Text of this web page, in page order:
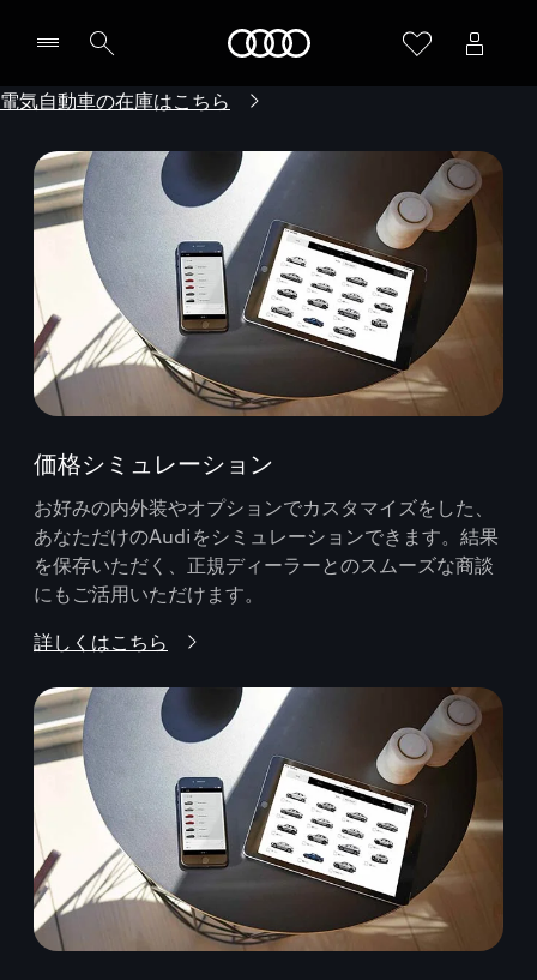
電気自動車の在庫はこちら
価格シミュレーション
お好みの内外装やオプションでカスタマイズをした、
あなただけのAudiをシミュレーションできます。結果
を保存いただく、正規ディーラーとのスムーズな商談
にもご活用いただけます。
詳しくはこちら